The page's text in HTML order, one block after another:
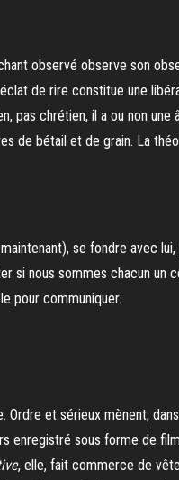
observé observe son
de rire constitue une
chrétien, il a ou non une
de bétail et de grain. La
se fondre avec
si nous sommes chacun un
pour communiquer.
Ordre et sérieux mènent,
enregistré sous forme de
, elle, fait commerce de